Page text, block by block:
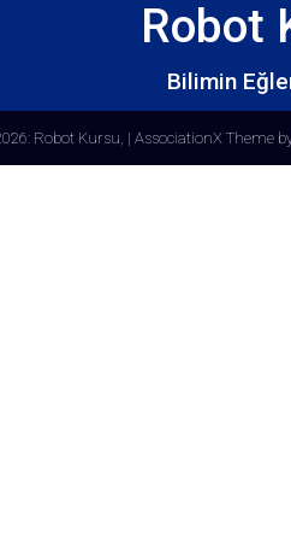
Robot
Bilimin
Robot Kursu, | AssociationX Theme